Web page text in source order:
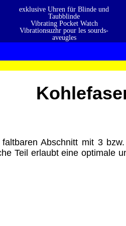
exklusive Uhren für Blinde und
Taubblinde
Vibrating Pocket Watch
Vibrationsuzhr pour les sourds-
aveugles
Vibrationsuzhr para sordo-ciego
Abschnitt mit 3
Teil erlaubt eine optimale